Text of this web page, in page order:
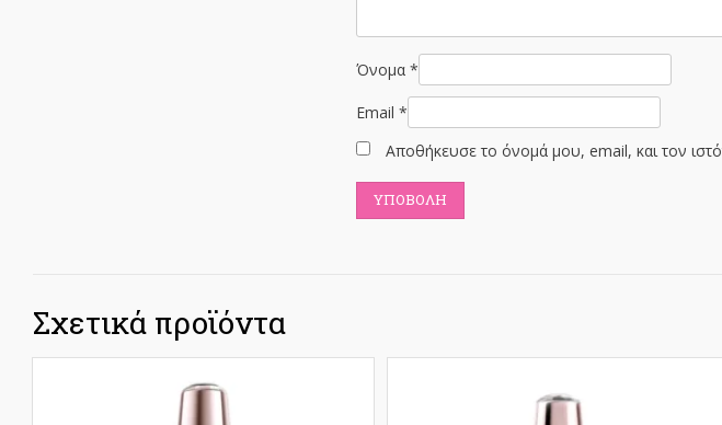
Όνομα*
Email*
Αποθήκευσε το όνομά μου, email, και τον
Σχετικά προϊόντα